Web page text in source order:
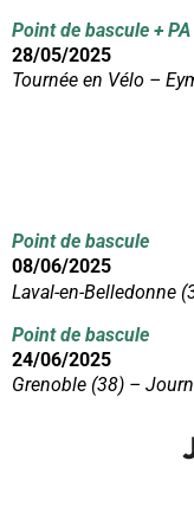
Point de bascule + PA
28/05/2025
Tournée en Vélo –
Point de bascule
08/06/2025
Laval-en-Belledonne
Point de bascule
24/06/2025
Grenoble (38) –